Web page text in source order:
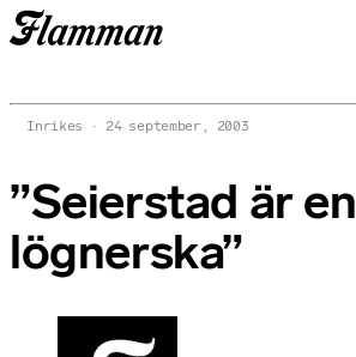
Inrikes 24 september, 2003
”Seierstad är en
lögnerska”